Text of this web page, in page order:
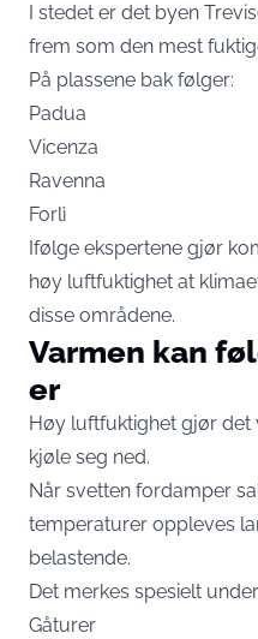
I stedet er det byen
frem som den mest
På plassene bak følger:
Padua
Vicenza
Ravenna
Forlì
Ifølge ekspertene gjør
høy luftfuktighet at
disse områdene.
Varmen kan
er
Høy luftfuktighet gjør det
kjøle seg ned.
Når svetten fordamper
temperaturer oppleves
belastende.
Det merkes spesielt
Gåturer